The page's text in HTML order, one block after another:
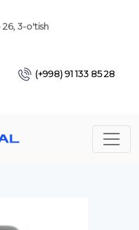
26, 3-o'tish
(+998) 91 133 85 28